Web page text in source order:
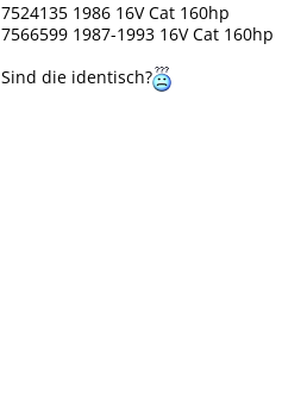
7524135 1986 16V Cat 160hp
7566599 1987-1993 16V Cat 160hp
Sind die identisch?